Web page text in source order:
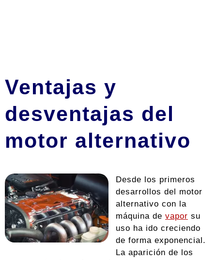
Ventajas y
desventajas del
motor alternativo
Desde los primeros
desarrollos del motor
alternativo con la
máquina de vapor su
uso ha ido creciendo
de forma exponencial.
La aparición de los